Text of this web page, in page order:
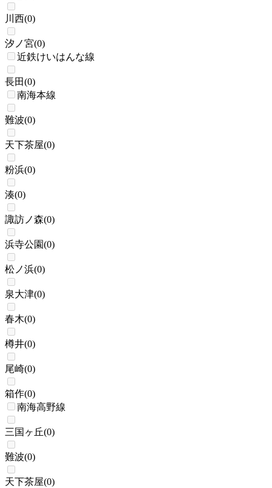
川西(0)
汐ノ宮(0)
近鉄けいはんな線
長田(0)
南海本線
難波(0)
天下茶屋(0)
粉浜(0)
湊(0)
諏訪ノ森(0)
浜寺公園(0)
松ノ浜(0)
泉大津(0)
春木(0)
樽井(0)
尾崎(0)
箱作(0)
南海高野線
三国ヶ丘(0)
難波(0)
天下茶屋(0)